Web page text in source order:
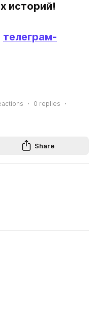
историй!
телеграм-
0 replies
Share